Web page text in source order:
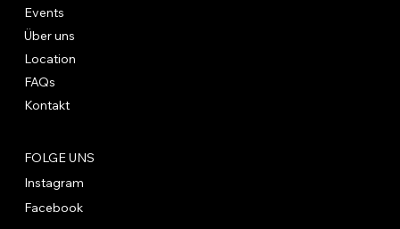
FOLGE UNS
Instagram
Facebook
Events
Über uns
Location
FAQs
Kontakt